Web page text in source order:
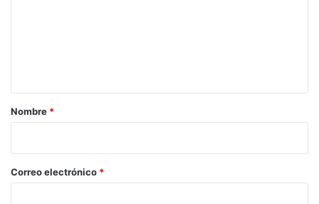
r
*
Nombre *
Correo electrónico *